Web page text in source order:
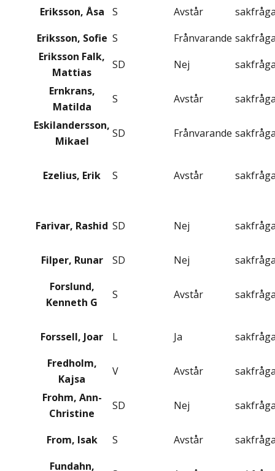
Eriksson, Åsa S Avstår
Eriksson, Sofie S Frånvarande
Eriksson Falk,
Mattias
SD Nej
Ernkrans,
Matilda
S Avstår
Eskilandersson,
Mikael
SD Frånvarande
Ezelius, Erik S Avstår
Farivar, Rashid SD Nej
Filper, Runar SD Nej
Forslund,
Kenneth G
S Avstår
Forssell, Joar L Ja
Fredholm,
Kajsa
V Avstår
Frohm, Ann-
Christine
SD Nej
From, Isak S Avstår
Fundahn,